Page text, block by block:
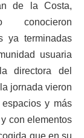
de la Costa,
conocieron
ya terminadas
usuaria
directora del
jornada vieron
espacios y más
con elementos